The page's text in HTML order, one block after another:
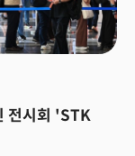
시했고 첫
최근 신형 H2를
원' 로봇이 세계를
전시회 'STK